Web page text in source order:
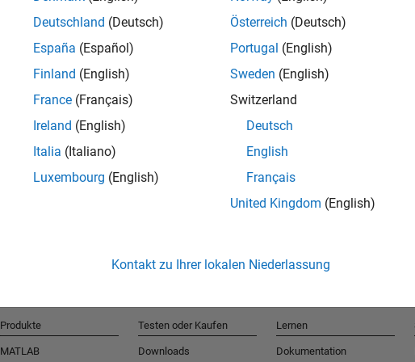
Erhalten
Deutschland (Deutsch)
España (Español)
Finland (English)
France (Français)
Ireland (English)
Italia (Italiano)
Luxembourg (English)
Österreich (Deutsch)
Portugal (English)
Sweden (English)
Switzerland
Deutsch
English
Français
United Kingdom (English)
Kontakt zu Ihrer lokalen Niederlassung
Produkte
MATLAB
Testen oder Kaufen
Downloads
Lernen
Dokumentation